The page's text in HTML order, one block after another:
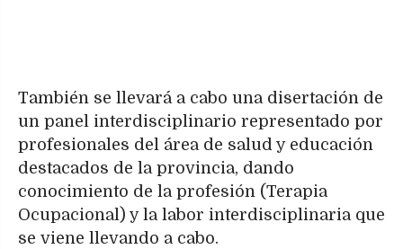
También se llevará a cabo una disertación de
un panel interdisciplinario representado por
profesionales del área de salud y educación
destacados de la provincia, dando
conocimiento de la profesión (Terapia
Ocupacional) y la labor interdisciplinaria que
se viene llevando a cabo.